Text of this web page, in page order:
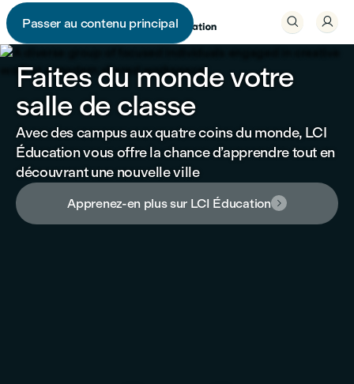
Passer au contenu principal
  
Faites du monde votre
salle de classe
Avec des campus aux quatre coins du monde, LCI
Éducation vous offre la chance d’apprendre tout en
découvrant une nouvelle ville
Apprenez-en plus sur LCI Éducation 